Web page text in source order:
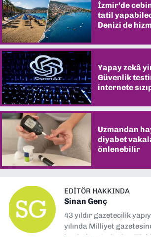
İzmir’de
tatil
Denizi de
Yapay zekâ
Güvenlik
internete
Uzmandan
diyabet
önlenebilir
EDITÖR HAKKINDA
Sinan Genç
43 yıldır gazetecilik
yılında Milliyet